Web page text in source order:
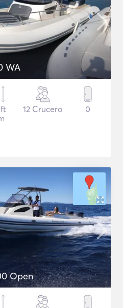
WA
12 Crucero 0
Open